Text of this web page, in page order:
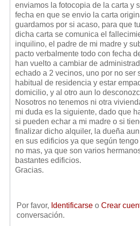
enviamos la fotocopia de la carta y
fecha en que se envio la carta
guardamos por si acaso, para que
dicha carta se comunica el
inquilino, el padre de mi madre y
pacto verbalmente todo con fecha
han vuelto a cambiar de
echado a 2 vecinos, uno por no ser
habitual de residencia y estar
domicilio, y al otro aun lo
Nosotros no tenemos ni otra
mi duda es la siguiente, dado que
si pueden echar a mi madre o si
finalizar dicho alquiler, la dueña
en sus edificios ya que según
no mas, ya que son varios
bastantes edificios.
Gracias.
Por favor, Identificarse o Crear
conversación.